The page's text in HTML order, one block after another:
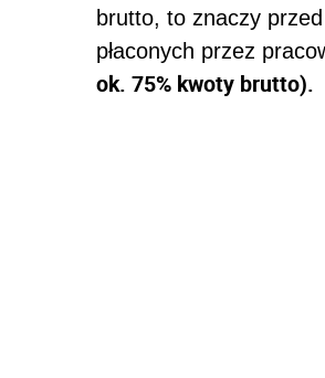
brutto, to znaczy
płaconych przez
ok. 75% kwoty brutto).